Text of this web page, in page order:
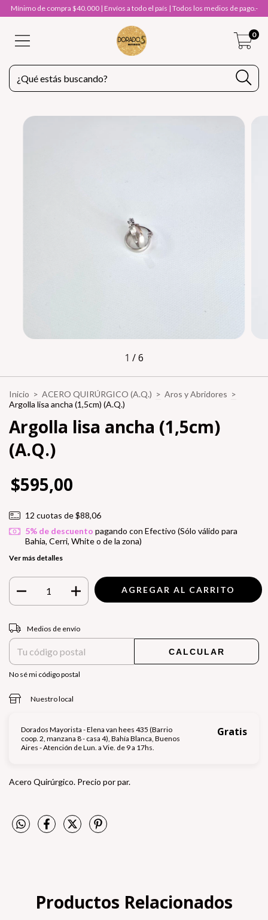
Mínimo de compra $40.000 | Envíos a todo el país | Todos los medios de pago.-
0
1 /6
Inicio > ACERO QUIRÚRGICO (A.Q.) > Aros y Abridores >
Argolla lisa ancha (1,5cm) (A.Q.)
Argolla lisa ancha (1,5cm)
(A.Q.)
$595,00
12 cuotas de$88,06
5% de descuento pagando con Efectivo (Sólo válido para
Bahia, Cerri, White o de la zona)
Ver más detalles
Entregas para el CP:
Medios de envío
CALCULAR
No sé mi código postal
Nuestro local
Dorados Mayorista - Elena van hees 435 (Barrio
coop. 2, manzana 8 - casa 4), Bahía Blanca, Buenos
Aires - Atención de Lun. a Vie. de 9 a 17hs.
Gratis
Acero Quirúrgico. Precio por par.
Productos Relacionados